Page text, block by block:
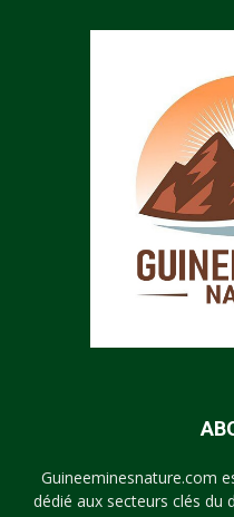
Guineeminesnature.com
dédié aux secteurs clés du